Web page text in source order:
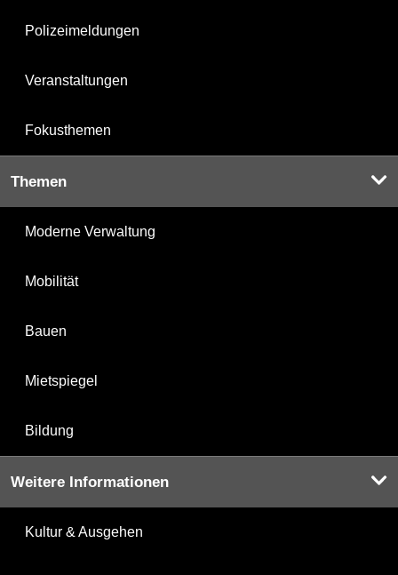
Polizeimeldungen
Veranstaltungen
Fokusthemen
Themen
Moderne Verwaltung
Mobilität
Bauen
Mietspiegel
Bildung
Weitere Informationen
Kultur & Ausgehen